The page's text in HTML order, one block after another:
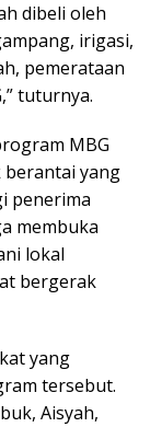
dibeli oleh
irigasi,
pemerataan
tuturnya.
MBG
yang
penerima
membuka
lokal
bergerak
yang
tersebut.
Aisyah,